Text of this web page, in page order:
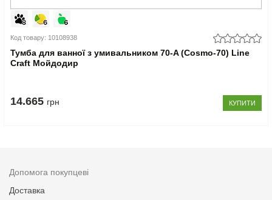
Код товару: 10108938
Тумба для ванної з умивальником 70-A (Cosmo-70) Line
Craft Мойдодир
14.665 грн КУПИТИ
Допомога покупцеві
Доставка